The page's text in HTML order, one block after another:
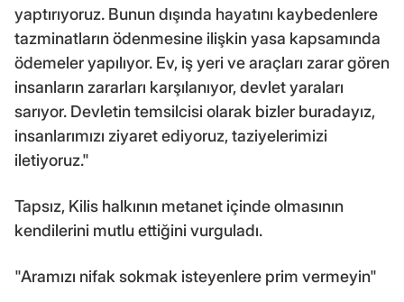
yaptırıyoruz. Bunun dışında hayatını kaybedenlere
tazminatların ödenmesine ilişkin yasa kapsamında
ödemeler yapılıyor. Ev, iş yeri ve araçları zarar gören
insanların zararları karşılanıyor, devlet yaraları
sarıyor. Devletin temsilcisi olarak bizler buradayız,
insanlarımızı ziyaret ediyoruz, taziyelerimizi
iletiyoruz."
Tapsız, Kilis halkının metanet içinde olmasının
kendilerini mutlu ettiğini vurguladı.
"Aramızı nifak sokmak isteyenlere prim vermeyin"